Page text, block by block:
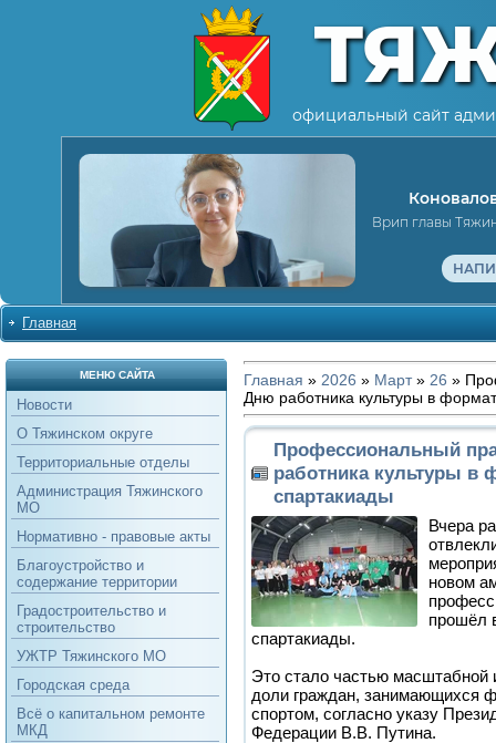
официальный сайт
Врип главы
Главная
МЕНЮ САЙТА
Новости
О Тяжинском округе
Территориальные отделы
Администрация Тяжинского
МО
Нормативно - правовые акты
Благоустройство и
содержание территории
Градостроительство и
строительство
УЖТР Тяжинского МО
Городская среда
Всё о капитальном ремонте
МКД
Главная » 2026 » Март » 26 »
Дню работника культуры в
Профессиональный
работника культуры в
спартакиады
Вчера
новом
прошёл
спартакиады.
Это стало частью масштабной
доли граждан, занимающихся
спортом, согласно указу
Федерации В.В. Путина.